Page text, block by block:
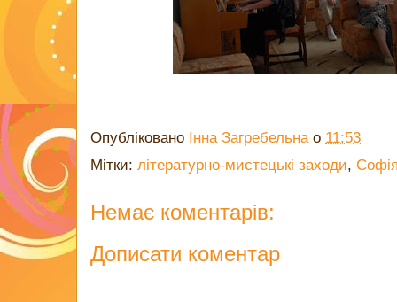
Опубліковано Інна Загребельна о 11:53
Мітки: літературно-мистецькі заходи,
Немає коментарів:
Дописати коментар